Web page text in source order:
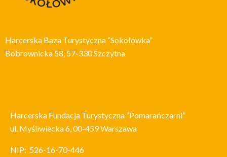
Harcerska Baza Turystyczna “Sokołówka”
Bobrownicka 58, 57-330 Szczytna
Harcerska Fundacja Turystyczna “Pomarańczarni”
ul. Myśliwiecka 6, 00-459 Warszawa
NIP: 526-16-70-446